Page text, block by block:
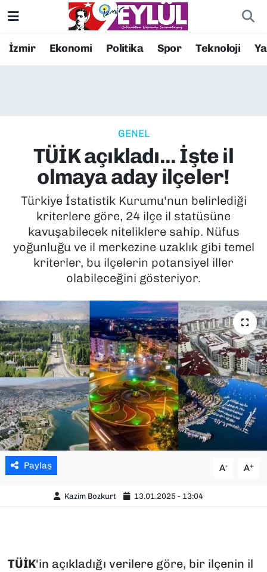
İzmir Ekonomi Politika Spor Teknoloji
GENEL
TÜİK açıkladı... İşte il
olmaya aday ilçeler!
Türkiye İstatistik Kurumu'nun belirlediği
kriterlere göre, 24 ilçe il statüsüne
kavuşabilecek niteliklere sahip. Nüfus
yoğunluğu ve il merkezine uzaklık gibi temel
kriterler, bu ilçelerin potansiyel iller
olabileceğini gösteriyor.
Paylaş A- A+
Kazim Bozkurt 13.01.2025 - 13:04
TÜİK'in açıkladığı verilere göre, bir ilçenin il
Resmi İlanlar
EKONOMİ
KÜLTÜR SANAT
MAGAZİN
POLİTİKA
SPOR
TEKNOLOJİ
YAŞAM
YEREL YÖNETİMLER
Konak Nöbetçi Eczaneler
Süper Lig Puan Durumu ve Fikstür
Tüm Manşetler
Son Dakika Haberleri
Haber Arşivi